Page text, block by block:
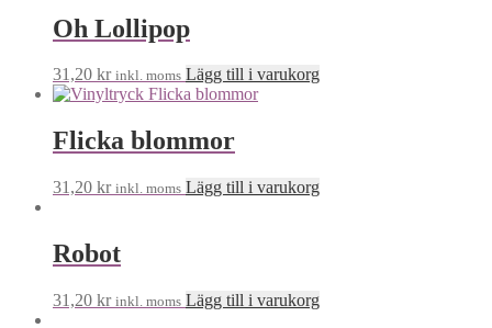
Oh Lollipop
31,20 kr inkl. moms Lägg till i varukorg
Flicka blommor
31,20 kr inkl. moms Lägg till i varukorg
Robot
31,20 kr inkl. moms Lägg till i varukorg